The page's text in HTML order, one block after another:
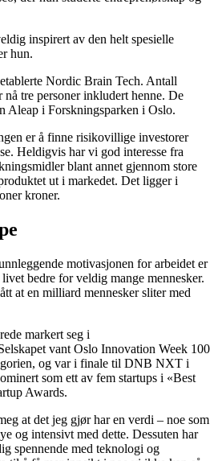
inspirert av den helt spesielle
hun.
Nordic Brain Tech. Antall
nå tre personer inkludert henne. De
Aleap i Forskningsparken i Oslo.
er å finne risikovillige investorer
Heldigvis har vi god interesse fra
blant annet gjennom store
ut i markedet. Det ligger i
kroner.
motivasjonen for arbeidet er
bedre for veldig mange mennesker.
at en milliard mennesker sliter med
markert seg i
vant Oslo Innovation Week 100
og var i finale til DNB NXT i
som ett av fem startups i «Best
Awards.
at det jeg gjør har en verdi – noe som
og intensivt med dette. Dessuten har
spennende med teknologi og